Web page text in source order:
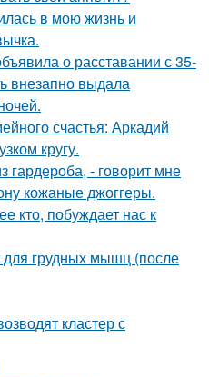
в мою жизнь и
о расставании с 35-
внезапно выдала
счастья: Аркадий
кругу.
гардероба, - говорит мне
кожаные джоггеры.
кто, побуждает нас к
для грудных мышц (после
кластер с